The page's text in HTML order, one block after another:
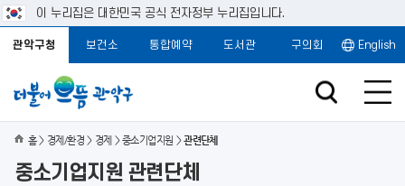
이 누리집은 대한민국 공식 전자정부 누리집입니다.
관악구청 보건소 통합예약 도서관 구의회 English
홈 경제/환경 경제 중소기업지원 관련단체
중소기업지원 관련단체